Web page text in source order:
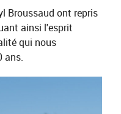
Broussaud ont repris
ainsi l'esprit
qui nous
ans.